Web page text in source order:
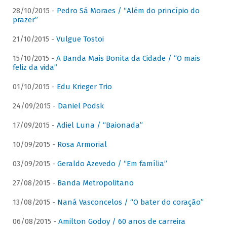
28/10/2015 - Pedro Sá Moraes / “Além do princípio do
prazer”
21/10/2015 - Vulgue Tostoi
15/10/2015 - A Banda Mais Bonita da Cidade / “O mais
feliz da vida”
01/10/2015 - Edu Krieger Trio
24/09/2015 - Daniel Podsk
17/09/2015 - Adiel Luna / “Baionada”
10/09/2015 - Rosa Armorial
03/09/2015 - Geraldo Azevedo / “Em família”
27/08/2015 - Banda Metropolitano
13/08/2015 - Naná Vasconcelos / “O bater do coração”
06/08/2015 - Amilton Godoy / 60 anos de carreira